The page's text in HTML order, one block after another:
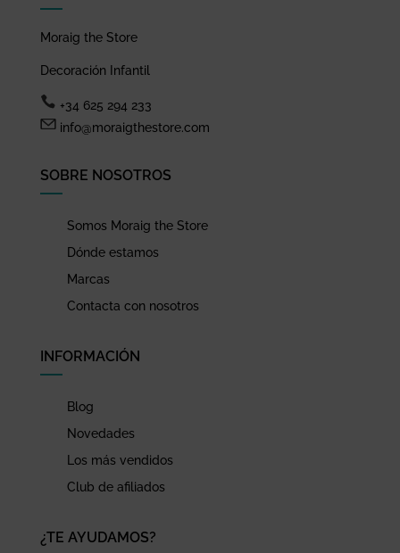
Moraig the Store
Decoración Infantil
+34 625 294 233
info@moraigthestore.com
SOBRE NOSOTROS
Somos Moraig the Store
Dónde estamos
Marcas
Contacta con nosotros
INFORMACIÓN
Blog
Novedades
Los más vendidos
Club de afiliados
¿TE AYUDAMOS?